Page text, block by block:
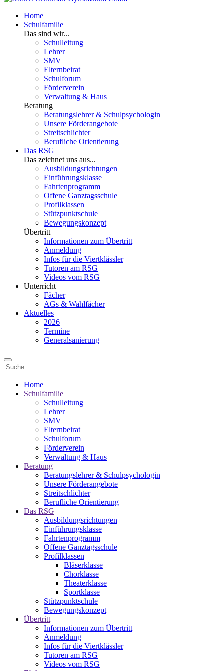
Home
Schulfamilie
Das sind wir...
Schulleitung
Lehrer
SMV
Elternbeirat
Schulforum
Förderverein
Verwaltung & Haus
Beratung
Beratungslehrer & Schulpsychologin
Unsere Förderangebote
Streitschlichter
Berufliche Orientierung
Das RSG
Das zeichnet uns aus...
Ausbildungsrichtungen
Einführungsklasse
Fahrtenprogramm
Offene Ganztagsschule
Profilklassen
Stützpunktschule
Bewegungskonzept
Übertritt
Informationen zum Übertritt
Anmeldung
Infos für die Viertklässler
Tutoren am RSG
Videos vom RSG
Unterricht
Fächer
AGs & Wahlfächer
Aktuelles
2026
Termine
Generalsanierung
Home
Schulfamilie
Schulleitung
Lehrer
SMV
Elternbeirat
Schulforum
Förderverein
Verwaltung & Haus
Beratung
Beratungslehrer & Schulpsychologin
Unsere Förderangebote
Streitschlichter
Berufliche Orientierung
Das RSG
Ausbildungsrichtungen
Einführungsklasse
Fahrtenprogramm
Offene Ganztagsschule
Profilklassen
Bläserklasse
Chorklasse
Theaterklasse
Sportklasse
Stützpunktschule
Bewegungskonzept
Übertritt
Informationen zum Übertritt
Anmeldung
Infos für die Viertklässler
Tutoren am RSG
Videos vom RSG